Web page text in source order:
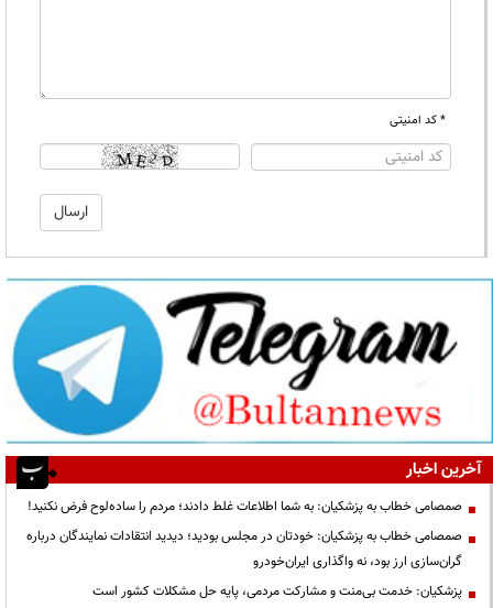
* کد امنیتی
آخرین اخبار
صمصامی خطاب به پزشکیان: به شما اطلاعات غلط دادند؛ مردم را ساده‌لوح فرض نکنید!
صمصامی خطاب به پزشکیان: خودتان در مجلس بودید؛ دیدید انتقادات نمایندگان درباره
گران‌سازی ارز بود، نه واگذاری ایران‌خودرو
پزشکیان: خدمت بی‌منت و مشارکت مردمی، پایه حل مشکلات کشور است